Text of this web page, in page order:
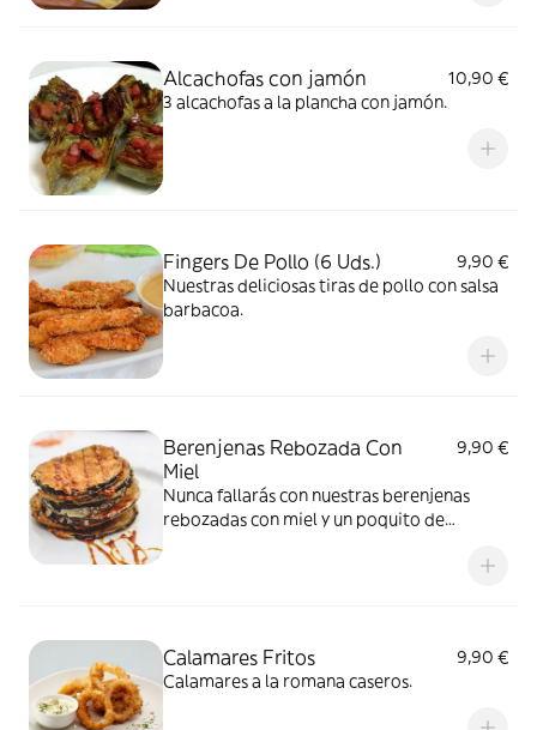
Alcachofas con jamón
10,90 €
3 alcachofas a la plancha con jamón.
Fingers De Pollo (6 Uds.)
9,90 €
Nuestras deliciosas tiras de pollo con salsa
barbacoa.
Berenjenas Rebozada Con
Miel
9,90 €
Nunca fallarás con nuestras berenjenas
rebozadas con miel y un poquito de
Calamares Fritos
9,90 €
Calamares a la romana caseros.